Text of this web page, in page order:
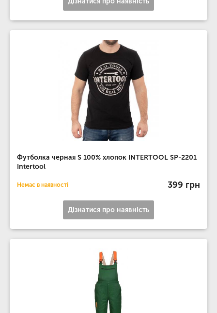
Футболка черная S 100% хлопок INTERTOOL SP-2201
Intertool
Немає в наявності 399 грн
Дізнатися про наявність